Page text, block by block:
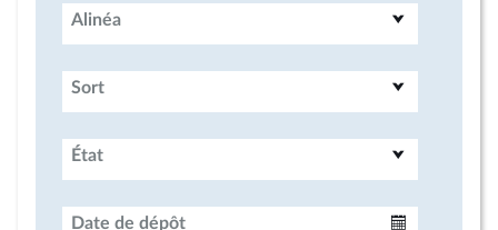
Alinéa
Sort
État
Date de dépôt